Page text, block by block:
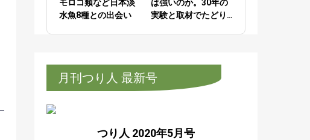
モロコ類など日本淡
水魚8種との出会い
は強いのか。30年の
実験と取材でたどり
月刊つり人 最新号
つり人 2020年5月号